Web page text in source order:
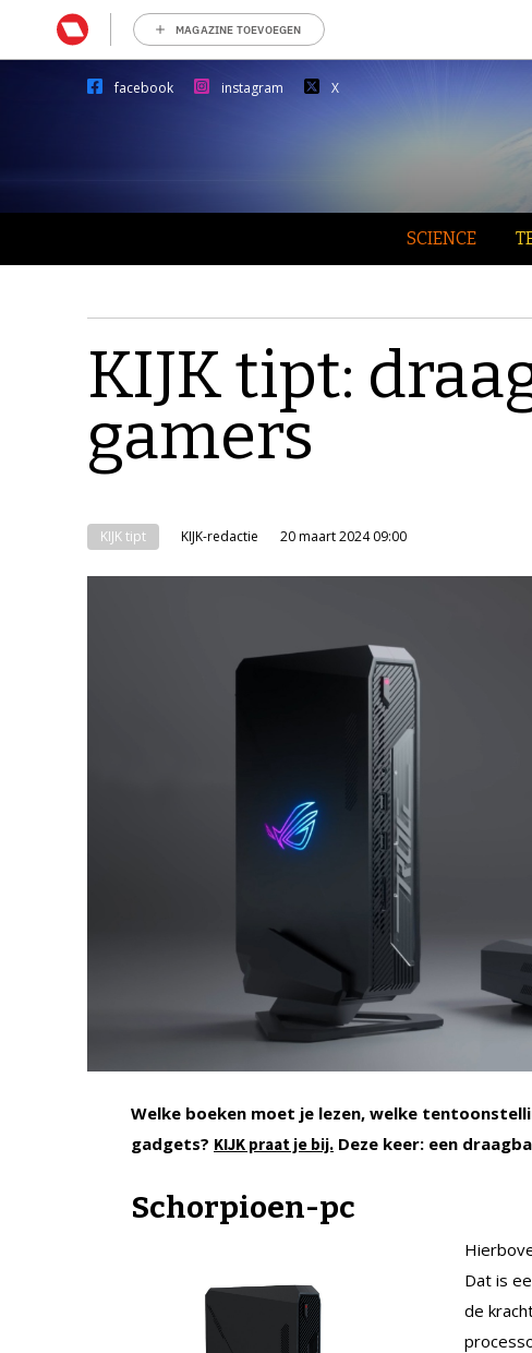
MAGAZINE TOEVOEGEN
facebook instagram X
SCIENCE
KIJK tipt:
gamers
KIJK tipt KIJK-redactie 20 maart 2024 09:00
Welke boeken moet je lezen, welke
gadgets? KIJK praat je bij. Deze keer: een
Schorpioen-pc
Dat is
de